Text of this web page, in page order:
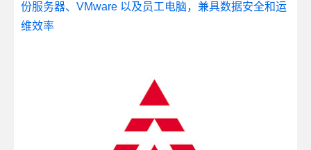
份服务器、VMware 以及员工电脑，兼具数据安全和运
维效率